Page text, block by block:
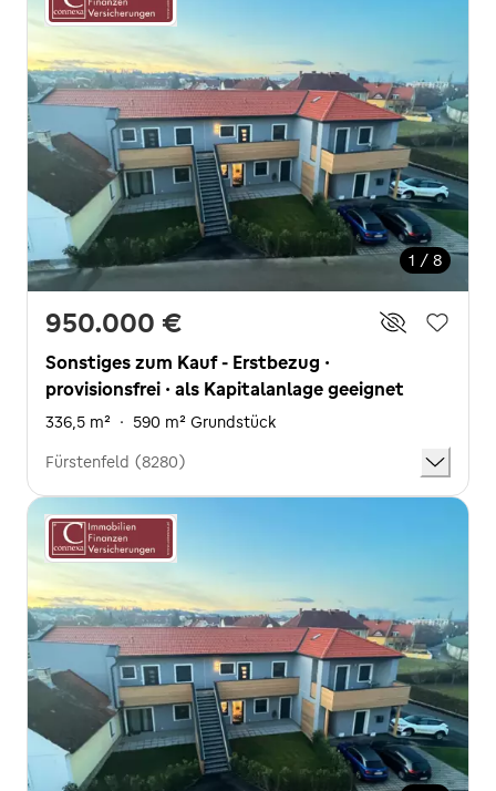
1 / 8
950.000 €
Sonstiges zum Kauf - Erstbezug ·
provisionsfrei · als Kapitalanlage geeignet
336,5 m² · 590 m² Grundstück
Fürstenfeld (8280)